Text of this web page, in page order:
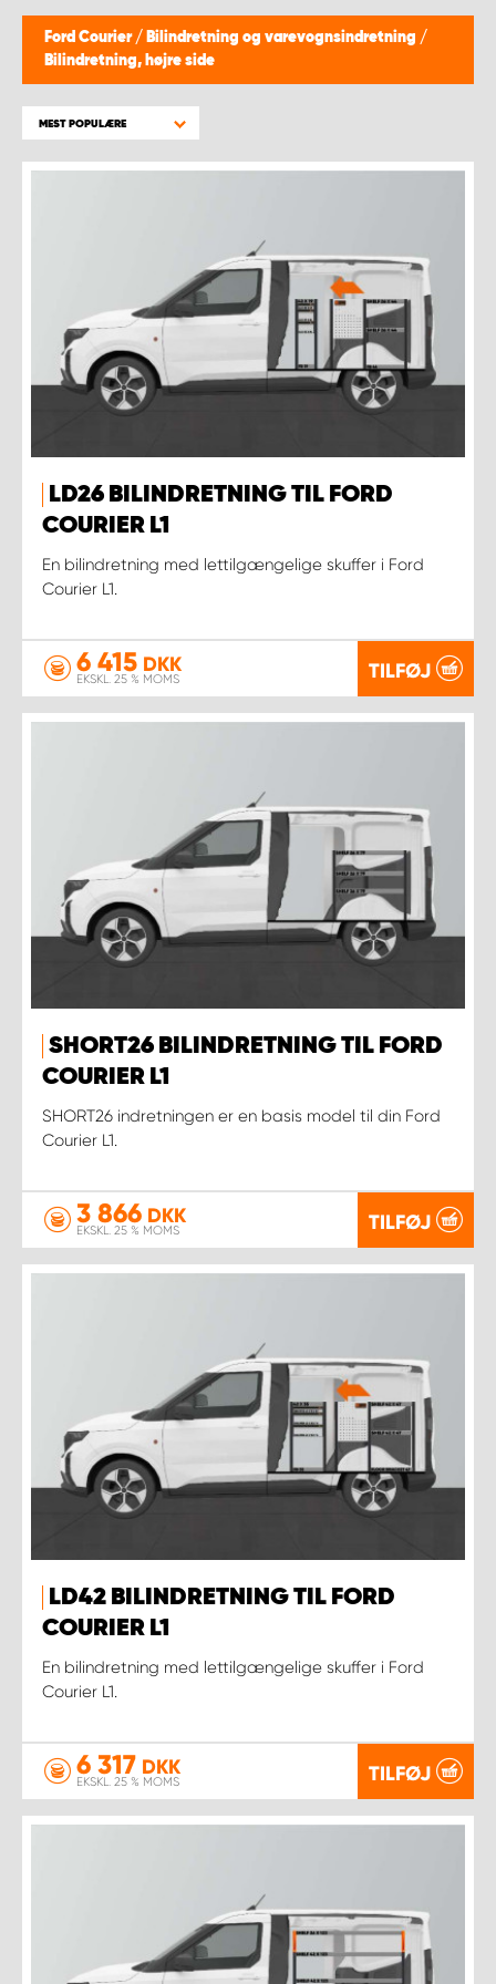
Ford Courier / Bilindretning og varevognsindretning /
Bilindretning, højre side
MEST POPULÆRE
LD26 BILINDRETNING TIL FORD
COURIER L1
En bilindretning med lettilgængelige skuffer i Ford
Courier L1.
6 415 DKK
EKSKL. 25 % MOMS TILFØJ
SHORT26 BILINDRETNING TIL FORD
COURIER L1
SHORT26 indretningen er en basis model til din Ford
Courier L1.
3 866 DKK
EKSKL. 25 % MOMS TILFØJ
LD42 BILINDRETNING TIL FORD
COURIER L1
En bilindretning med lettilgængelige skuffer i Ford
Courier L1.
6 317 DKK
EKSKL. 25 % MOMS TILFØJ